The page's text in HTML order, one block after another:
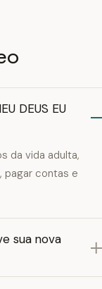
DEUS EU
da vida adulta,
pagar contas e
sua nova